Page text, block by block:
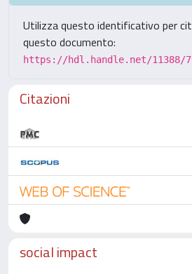
Utilizza questo identificativo per
questo documento:
https://hdl.handle.net/11388/
Citazioni
social impact